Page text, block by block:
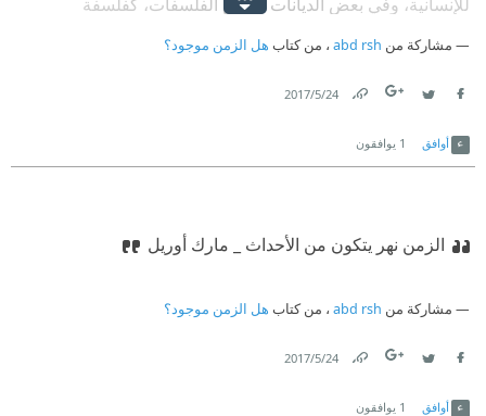
الرّواقيين والفيثاغوريين، وفيما بعد في فلسفة نيتشه.
مشاركة من abd rsh ، من كتاب هل الزمن موجود؟
24‏/5‏/2017
أوافق 1 يوافقون
الزمن نهر يتكون من الأحداث _ مارك أوريل
مشاركة من abd rsh ، من كتاب هل الزمن موجود؟
24‏/5‏/2017
أوافق 1 يوافقون